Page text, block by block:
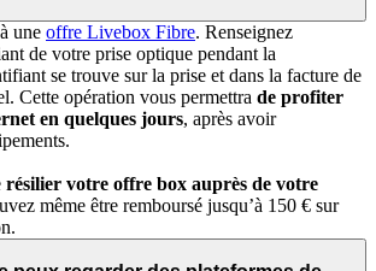
une offre Livebox Fibre. Renseignez
de votre prise optique pendant la
se trouve sur la prise et dans la facture de
Cette opération vous permettra de profiter
en quelques jours, après avoir
résilier votre offre box auprès de votre
même être remboursé jusqu’à 150 € sur